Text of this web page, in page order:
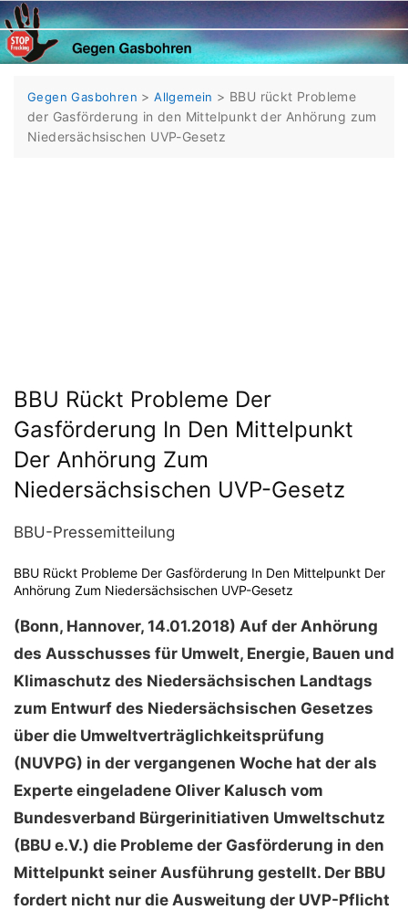
Skip
to
content
Gegen Gasbohren >Allgemein > BBU rückt Probleme
der Gasförderung in den Mittelpunkt der Anhörung zum
Niedersächsischen UVP-Gesetz
BBU Rückt Probleme Der
Gasförderung In Den Mittelpunkt
Der Anhörung Zum
Niedersächsischen UVP-Gesetz
BBU-Pressemitteilung
BBU Rückt Probleme Der Gasförderung In Den Mittelpunkt Der
Anhörung Zum Niedersächsischen UVP-Gesetz
(Bonn, Hannover, 14.01.2018) Auf der Anhörung
des Ausschusses für Umwelt, Energie, Bauen und
Klimaschutz des Niedersächsischen Landtags
zum Entwurf des Niedersächsischen Gesetzes
über die Umweltverträglichkeitsprüfung
(NUVPG) in der vergangenen Woche hat der als
Experte eingeladene Oliver Kalusch vom
Bundesverband Bürgerinitiativen Umweltschutz
(BBU e.V.) die Probleme der Gasförderung in den
Mittelpunkt seiner Ausführung gestellt. Der BBU
fordert nicht nur die Ausweitung der UVP-Pflicht